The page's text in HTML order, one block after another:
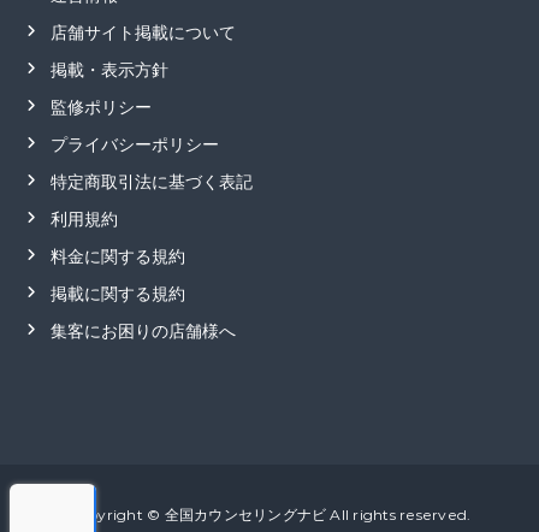
店舗サイト掲載について
掲載・表示方針
監修ポリシー
プライバシーポリシー
特定商取引法に基づく表記
利用規約
料金に関する規約
掲載に関する規約
集客にお困りの店舗様へ